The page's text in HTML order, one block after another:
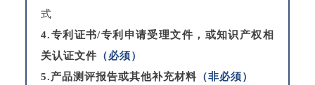
式
4.专利证书/专利申请受理文件，或知识产权相
关认证文件 （必须）
5.产品测评报告或其他补充材料 （非必须）